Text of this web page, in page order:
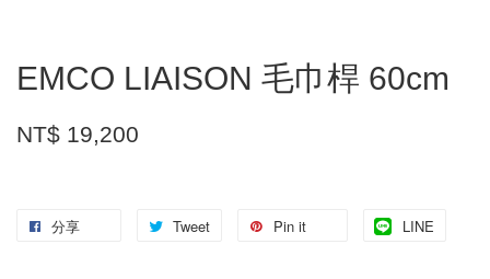
EMCO LIAISON 毛巾桿 60cm
NT$ 19,200
分享 Tweet Pin it LINE